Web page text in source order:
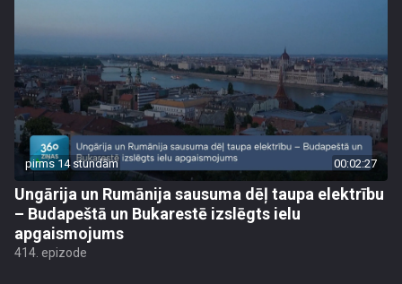
pirms 14 stundām 00:02:27
Ungārija un Rumānija sausuma dēļ taupa elektrību
– Budapeštā un Bukarestē izslēgts ielu
apgaismojums
414. epizode